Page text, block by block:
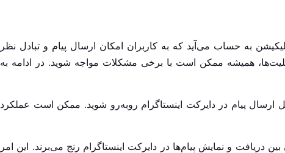
به حساب می‌آید که به کاربران امکان ارسال پیام و تبادل نظر
همیشه ممکن است با برخی مشکلات مواجه شوید. در ادامه به
پیام در دایرکت اینستاگرام روبه‌رو شوید. ممکن است عملکرد
دریافت و نمایش پیام‌ها در دایرکت اینستاگرام رنج می‌برند. این امر